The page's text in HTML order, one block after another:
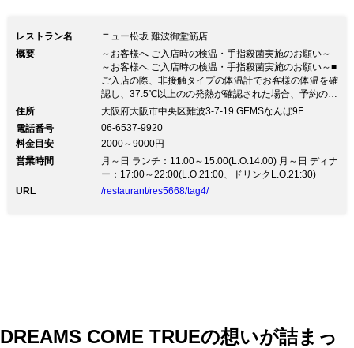
レストラン名
ニュー松坂 難波御堂筋店
概要
～お客様へ ご入店時の検温・手指殺菌実施のお願い～
～お客様へ ご入店時の検温・手指殺菌実施のお願い～■
ご入店の際、非接触タイプの体温計でお客様の体温を確
認し、37.5℃以上のの発熱が確認された場合、予約の有
無にか関わらず、ご利用をお断りいたします。体調の優
します。 ■入店時に、手指のアルコール消毒のご協力を
お願いしております。 その他、従業員一同、感染拡大
防止に最善を尽くしてまいります。 何卒、皆様のご理
解とご協力を賜りますようお願い申し上げます。
住所
大阪府大阪市中央区難波3-7-19 GEMSなんば9F
電話番号
06-6537-9920
料金目安
2000～9000円
営業時間
月～日 ランチ：11:00～15:00(L.O.14:00) 月～日 ディナ
ー：17:00～22:00(L.O.21:00、ドリンクL.O.21:30)
URL
/restaurant/res5668/tag4/
DREAMS COME TRUEの想いが詰まっ